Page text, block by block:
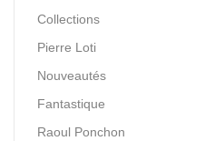
Collections
Pierre Loti
Nouveautés
Fantastique
Raoul Ponchon